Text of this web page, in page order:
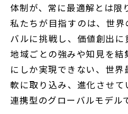
体制が、常に最適解とは限
私たちが目指すのは、世界
バルに挑戦し、価値創出に
地域ごとの強みや知見を
にしか実現できない、世
軟に取り込み、進化させ
連携型のグローバルモデル